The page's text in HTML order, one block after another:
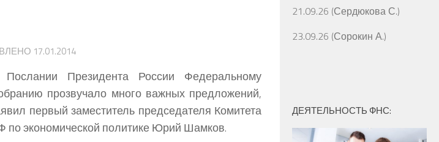
17.01.2014
Президента России Федеральному
прозвучало много важных предложений,
первый заместитель председателя Комитета
по экономической политике Юрий Шамков.
21.09.26 (Сердюкова С.)
23.09.26 (Сорокин А.)
ДЕЯТЕЛЬНОСТЬ ФНС: